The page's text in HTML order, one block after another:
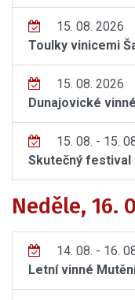
15. 08. 2026
Toulky vinicemi
15. 08. 2026
Dunajovické
15. 08. - 15.
Skutečný festival
Neděle, 16.
14. 08. - 16.
Letní vinné